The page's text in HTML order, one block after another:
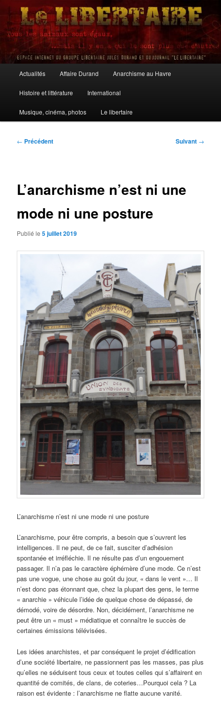
Aller
contenu
principalLe Libertaire
principal
Actualités Affaire Durand Anarchisme au Havre
Histoire et littérature International
Musique, cinéma, photos Le libertaire
Navigation
← Précédent Suivant →
L’anarchisme n’est ni une
mode ni une posture
Publié le5 juillet 2019
L’anarchisme n’est ni une mode ni une posture
L’anarchisme, pour être compris, a besoin que s’ouvrent les
intelligences. Il ne peut, de ce fait, susciter d’adhésion
spontanée et irréfléchie. Il ne résulte pas d’un engouement
passager. Il n’a pas le caractère éphémère d’une mode. Ce n’est
pas une vogue, une chose au goût du jour, « dans le vent »… Il
n’est donc pas étonnant que, chez la plupart des gens, le terme
« anarchie » véhicule l’idée de quelque chose de dépassé, de
démodé, voire de désordre. Non, décidément, l’anarchisme ne
peut être un « must » médiatique et connaître le succès de
certaines émissions télévisées.
Les idées anarchistes, et par conséquent le projet d’édification
d’une société libertaire, ne passionnent pas les masses, pas plus
qu’elles ne séduisent tous ceux et toutes celles qui s’affairent en
quantité de comités, de clans, de coteries…Pourquoi cela ? La
raison est évidente : l’anarchisme ne flatte aucune vanité.